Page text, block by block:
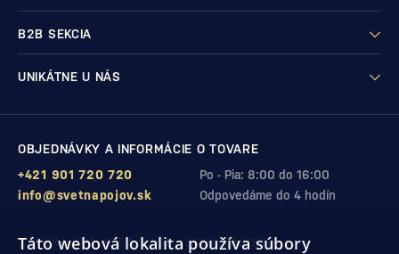
B2B SEKCIA
UNIKÁTNE U NÁS
OBJEDNÁVKY A INFORMÁCIE O TOVARE
Po - Pia: 8:00 do 16:00
+421 901 720 720
Odpovedáme do 4 hodín
info@svetnapojov.sk
ZÁRUKA KVALITY A VAŠEJ SPOKOJNOSTI
Táto webová lokalita používa súbory